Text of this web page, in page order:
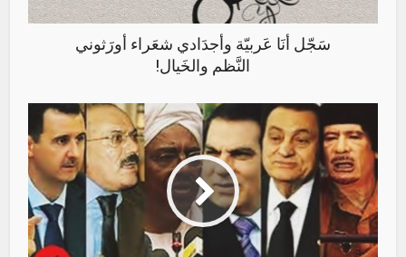
سَجّل أنَا عَربيّة وأجدَادي شعَراء أورَثوني
النَّظم والخَيال!